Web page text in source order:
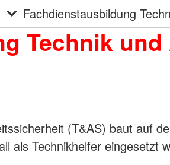
Fachdienstausbildung
Technik
(T&AS) baut auf
als Technikhelfer